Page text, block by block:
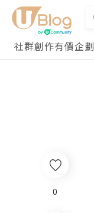
社群創作有價企劃
0